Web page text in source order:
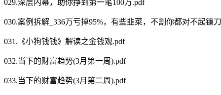
029.深层内幕，助你挣到第一笔100万.pdf
030.案例拆解_336万亏掉95%，有些韭菜，不割你都对不起镰
031.《小狗钱钱》解读之金钱观.pdf
032.当下的财富趋势(3月第一周).pdf
033.当下的财富趋势(3月第二周).pdf